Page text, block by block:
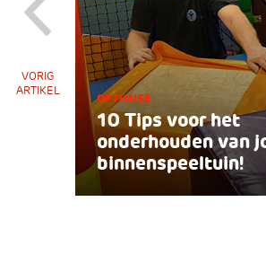
VORIG
ARTIKEL
OPTIMISE
10 Tips voor het
onderhouden van
binnenspeeltuin!